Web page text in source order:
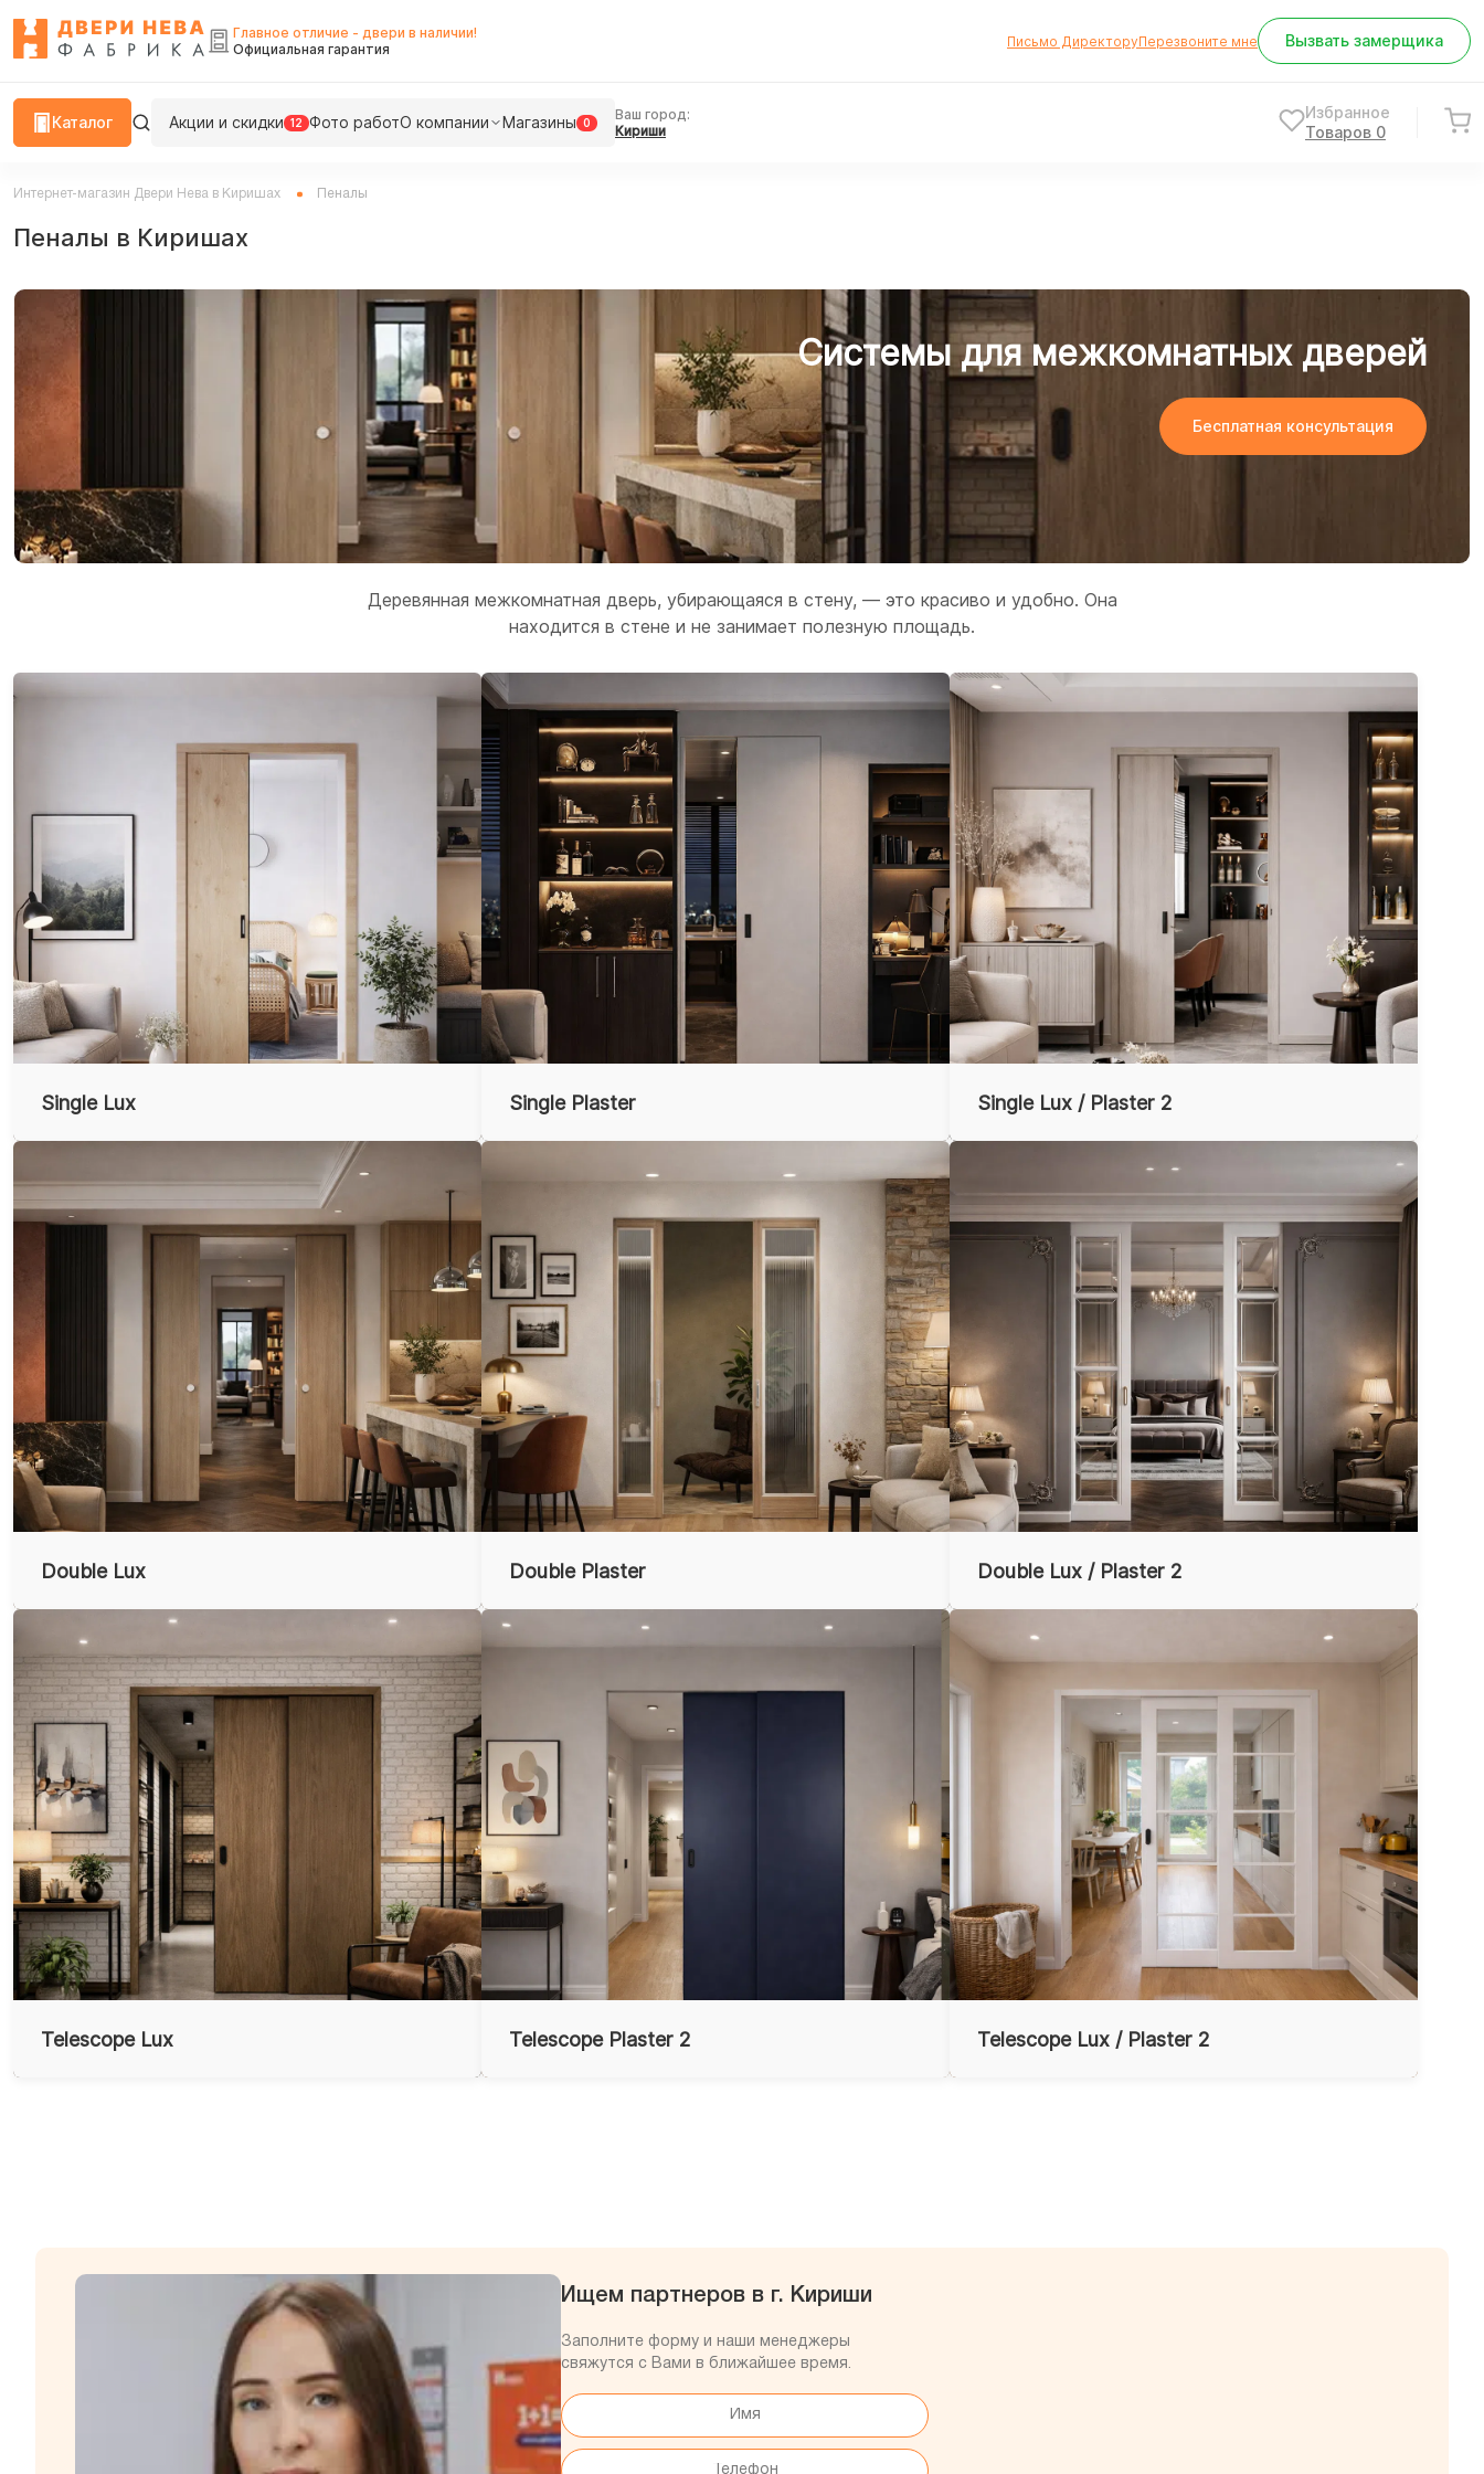
Главное отличие - двери в наличии!
Официальная гарантия
Письмо ДиректоруПерезвоните мне Вызвать замерщика
Каталог Акции и скидки 12 Фото работО компании Магазины 0
Ваш город:
Кириши
Избранное
Товаров 0
Интернет-магазин Двери Нева в Киришах Пеналы
Пеналы в Киришах
Системы для межкомнатных дверей
Бесплатная консультация
Деревянная межкомнатная дверь, убирающаяся в стену, — это красиво и удобно. Она
находится в стене и не занимает полезную площадь.
Single Lux Single Plaster Single Lux / Plaster 2
Double Lux Double Plaster Double Lux / Plaster 2
Telescope Lux Telescope Plaster 2 Telescope Lux / Plaster 2
Ищем партнеров в г. Кириши
Заполните форму и наши менеджеры
свяжутся с Вами в ближайшее время.